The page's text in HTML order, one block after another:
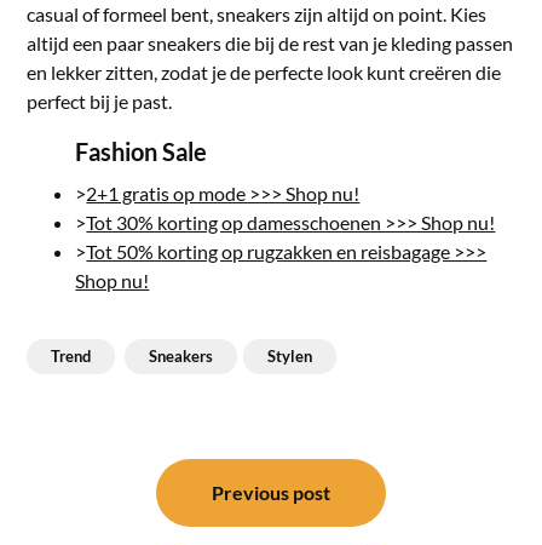
casual of formeel bent, sneakers zijn altijd on point. Kies
altijd een paar sneakers die bij de rest van je kleding passen
en lekker zitten, zodat je de perfecte look kunt creëren die
perfect bij je past.
Fashion Sale
>2+1 gratis op mode >>> Shop nu!
>Tot 30% korting op damesschoenen >>> Shop nu!
>Tot 50% korting op rugzakken en reisbagage >>>
Shop nu!
Trend Sneakers Stylen
Previous post